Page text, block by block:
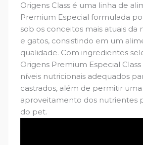
Origens Class é uma linha de
Premium Especial formulada
sob os conceitos mais atuais da
e gatos, consistindo em um
qualidade. Com ingredientes
Origens Premium Especial
níveis nutricionais adequados
castrados, além de permitir
aproveitamento dos nutrientes
do pet.